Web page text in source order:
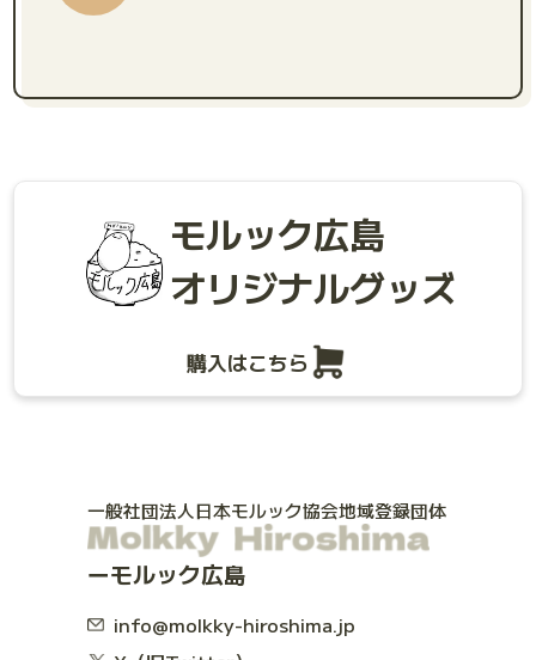
モルック広島
オリジナルグッズ
購入はこちら
一般社団法人日本モルック協会地域登録団体
モルック広島
info@molkky-hiroshima.jp